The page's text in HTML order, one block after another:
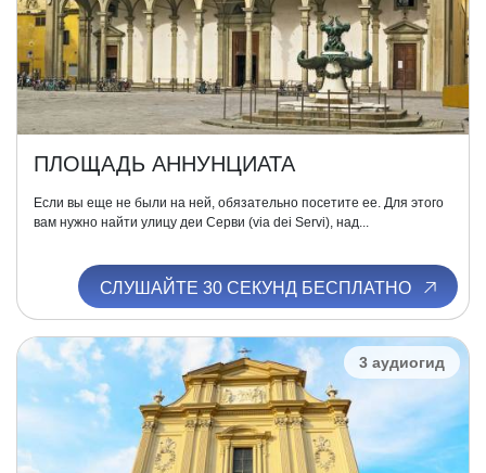
ПЛОЩАДЬ АННУНЦИАТА
Если вы еще не были на ней, обязательно посетите ее. Для этого
вам нужно найти улицу деи Серви (via dei Servi), над...
СЛУШАЙТЕ 30 СЕКУНД БЕСПЛАТНО
3 аудиогид